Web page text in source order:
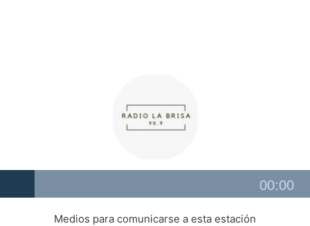
Player
00:00
Medios para comunicarse a esta estación